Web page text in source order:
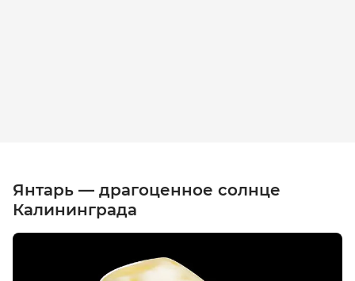
Янтарь — драгоценное солнце
Калининграда